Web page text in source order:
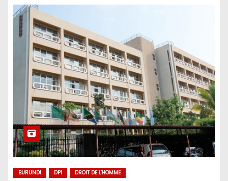
BURUNDI DPI DROIT DE L'HOMME